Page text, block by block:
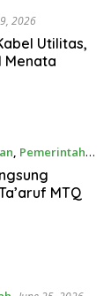
2026
Utilitas,
Menata
, Pemerintah
MTQ